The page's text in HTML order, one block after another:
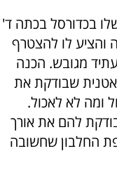
בכדורסל בכתה ד'
והציע לו להצטרף
מגובש. הכנה
שבודקת את
ומה לא לאכול.
בודקת להם את אורך
החלבון שחשובה